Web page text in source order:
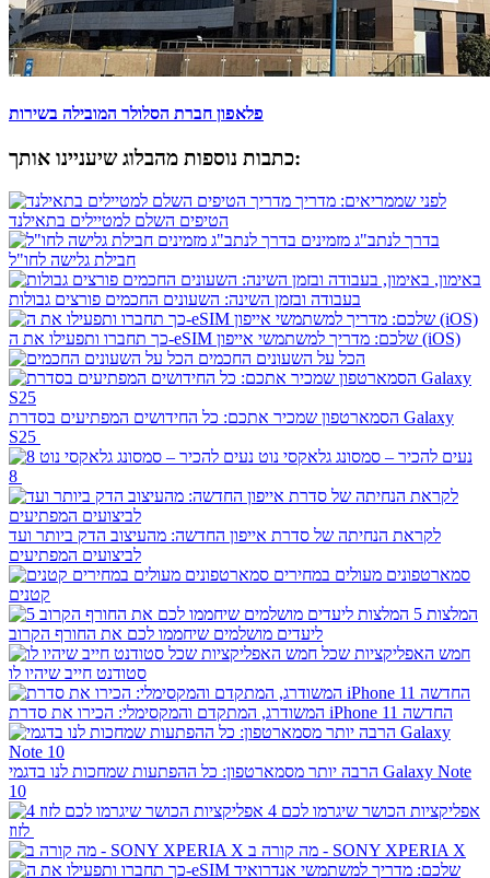
​פלאפון חברת הסלולר המובילה בשירות
כתבות נוספות מהבלוג שיעניינו אותך:
לפני שממריאים: מדריך
הטיפים השלם למטיילים בתאילנד
בדרך לנתב"ג מזמינים
חבילת גלישה לחו"ל
באימון,
בעבודה ובזמן השינה: השעונים החכמים פורצים גבולות
כך תחברו ותפעילו את ה-eSIM שלכם: מדריך למשתמשי אייפון (iOS)
הכל על השעונים החכמים
הסמארטפון שמכיר אתכם: כל החידושים המפתיעים בסדרת Galaxy
S25
נעים להכיר – סמסונג גלאקסי נוט
לקראת הנחיתה של סדרת אייפון החדשה: מהעיצוב הדק ביותר ועד
לביצועים המפתיעים
סמארטפונים מעולים במחירים
קטנים
5 המלצות
ליעדים מושלמים שיחממו לכם את החורף הקרוב
חמש האפליקציות שכל
סטודנט חייב שיהיו לו
המשודרג, המתקדם והמקסימלי: הכירו את סדרת iPhone 11 החדשה
הרבה יותר מסמארטפון: כל ההפתעות שמחכות לנו בדגמי Galaxy Note
10
4 אפליקציות הכושר שיגרמו לכם
מה קורה ב - SONY XPERIA X